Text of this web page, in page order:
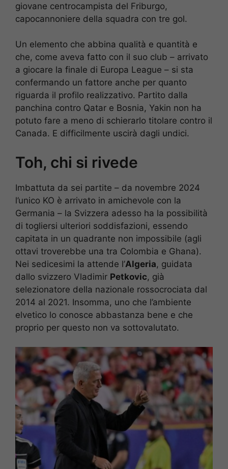
giovane centrocampista del Friburgo,
capocannoniere della squadra con tre gol.
Un elemento che abbina qualità e quantità e
che, come aveva fatto con il suo club – arrivato
a giocare la finale di Europa League – si sta
confermando un fattore anche per quanto
riguarda il profilo realizzativo. Partito dalla
panchina contro Qatar e Bosnia, Yakin non ha
potuto fare a meno di schierarlo titolare contro il
Canada. E difficilmente uscirà dagli undici.
Toh, chi si rivede
Imbattuta da sei partite – da novembre 2024
l’unico KO è arrivato in amichevole con la
Germania – la Svizzera adesso ha la possibilità
di togliersi ulteriori soddisfazioni, essendo
capitata in un quadrante non impossibile (agli
ottavi troverebbe una tra Colombia e Ghana).
Nei sedicesimi la attende l’Algeria, guidata
dallo svizzero Vladimir Petkovic, già
selezionatore della nazionale rossocrociata dal
2014 al 2021. Insomma, uno che l’ambiente
elvetico lo conosce abbastanza bene e che
proprio per questo non va sottovalutato.